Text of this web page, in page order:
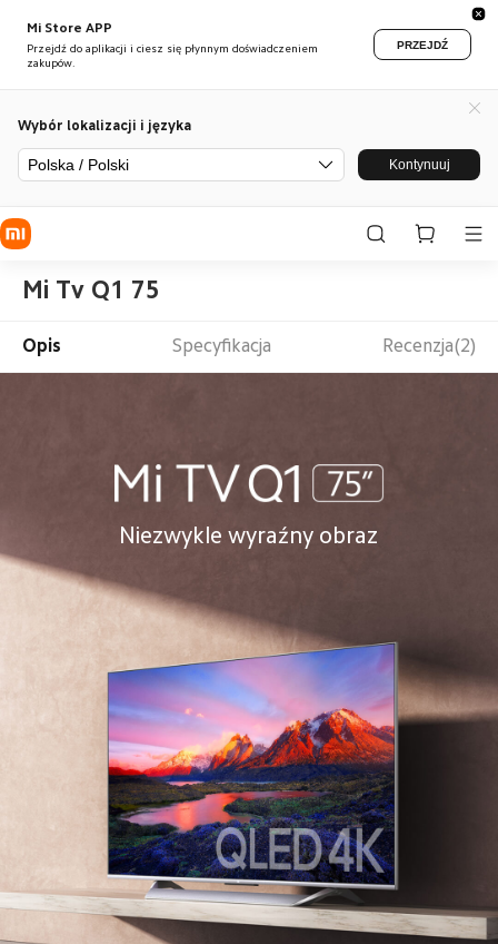
Mi Store APP
Przejdź do aplikacji i ciesz się płynnym doświadczeniem
zakupów.
PRZEJDŹ
Wybór lokalizacji i języka
Polska / Polski Kontynuuj
Mi Tv Q1 75
Opis Specyfikacja Recenzja(2)
Niezwykle wyraźny obraz